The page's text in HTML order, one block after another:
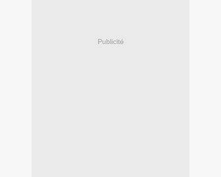
Publicité